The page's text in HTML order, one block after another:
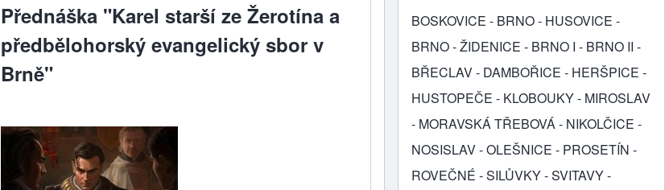
Přednáška "Karel starší ze Žerotína a
předbělohorský evangelický sbor v
Brně"
BOSKOVICE - BRNO - HUSOVICE -
BRNO - ŽIDENICE - BRNO I - BRNO II -
BŘECLAV- DAMBOŘICE - HERŠPICE -
HUSTOPEČE - KLOBOUKY- MIROSLAV
- MORAVSKÁ TŘEBOVÁ - NIKOLČICE -
NOSISLAV-OLEŠNICE - PROSETÍN -
ROVEČNÉ -SILŮVKY-SVITAVY-